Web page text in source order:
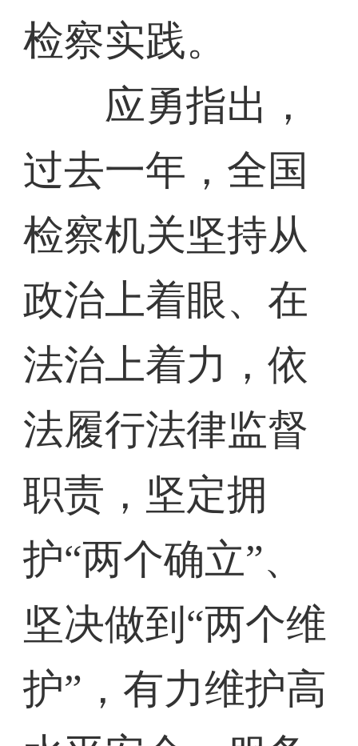
检察实践。
应勇指出，
过去一年，全国
检察机关坚持从
政治上着眼、在
法治上着力，依
法履行法律监督
职责，坚定拥
护“两个确立”、
坚决做到“两个维
护”，有力维护高